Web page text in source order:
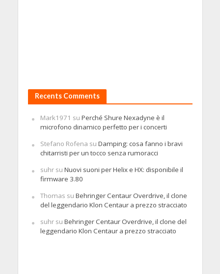
Recents Comments
Mark1971 su Perché Shure Nexadyne è il
microfono dinamico perfetto per i concerti
Stefano Rofena su Damping: cosa fanno i bravi
chitarristi per un tocco senza rumoracci
suhrsu Nuovi suoni per Helix e HX: disponibile il
firmware 3.80
Thomas su Behringer Centaur Overdrive, il clone
del leggendario Klon Centaur a prezzo stracciato
suhrsu Behringer Centaur Overdrive, il clone del
leggendario Klon Centaur a prezzo stracciato